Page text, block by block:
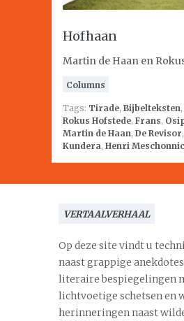
Hofhaan
Martin de Haan en
Columns
Tags: Tirade, Bijbelteksten,
Rokus Hofstede, Frans,
Martin de Haan, De Revisor,
Kundera, Henri Meschonnic
VERTAALVERHAAL
Op deze site vindt u
naast grappige
literaire bespiegelingen
lichtvoetige schetsen en
herinneringen naast